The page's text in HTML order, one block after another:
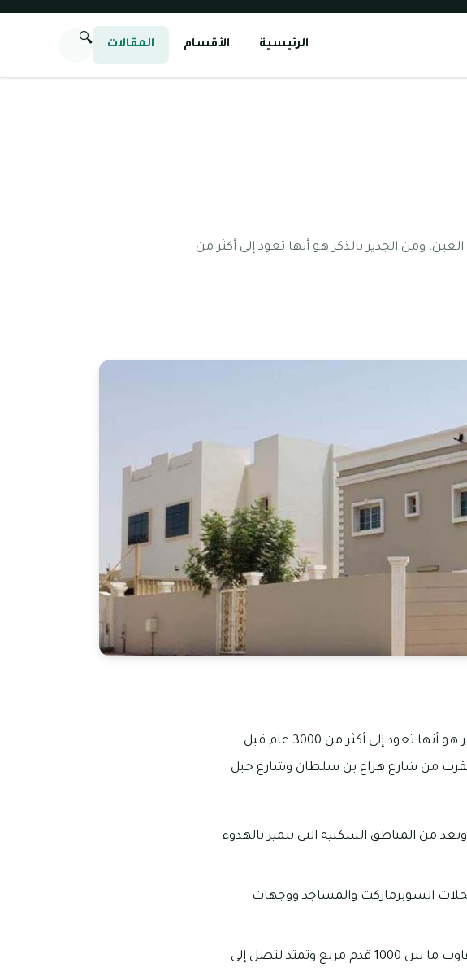
الرئيسية الأقسام المقالات 🔍
ومن الجدير بالذكر هو أنها تعود إلى أكثر من
تعتبر شعبية الوطاة من المناطق العريقة في إمارة العين، ومن الجدير بالذكر هو أنها تعود إلى أكثر من 3000 عام قبل
بالقرب من شارع هزاع بن سلطان وشارع جبل
من الفلل التي تتراوح عدد الغرف فيها ما بين 3-8 غرف، وتعد من المناطق السكنية التي تتميز بالهدوء
السوبرماركت والمساجد ووجهات
تتراوح عدد غرف الفلل في شعبية الوطاة ما بين 3-8 غرف بمساحات تتفاوت ما بين 1000 قدم مربع وتمتد لتصل إلى